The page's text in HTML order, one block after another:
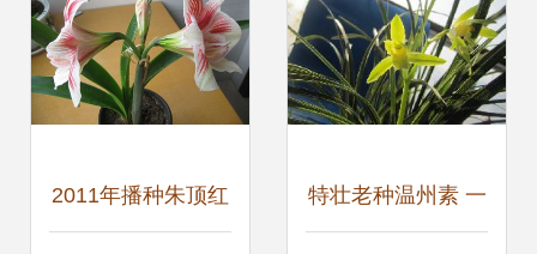
家
2011年播种朱顶红 特壮老种温州素 一